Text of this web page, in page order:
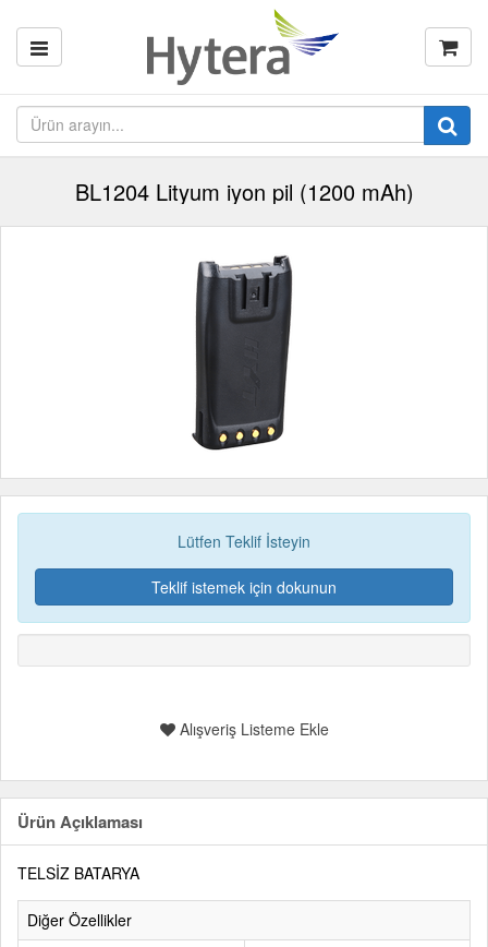
BL1204 Lityum iyon pil (1200 mAh)
Lütfen Teklif İsteyin
Teklif istemek için dokunun
Alışveriş Listeme Ekle
Ürün Açıklaması
TELSİZ BATARYA
Diğer Özellikler